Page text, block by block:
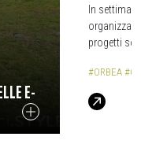
E-
In
progetti
#ORBEA